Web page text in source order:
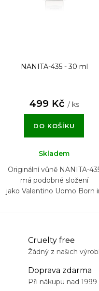
NANITA-435 - 30 ml
499 Kč / ks
DO KOŠÍKU
Skladem
Originální vůně NANITA-
má podobné složení
jako Valentino Uomo Born
Cruelty free
Žádný z našich
Doprava zdarma
Při nákupu nad